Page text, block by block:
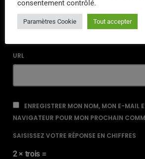
URL
ENREGISTRER MON NOM, MON E-MAIL
NAVIGATEUR POUR MON PROCHAIN
SAISISSEZ VOTRE RÉPONSE EN CHIFFRES
2 × trois =
consentement contrôlé.
Paramètres Cookie Tout accepter